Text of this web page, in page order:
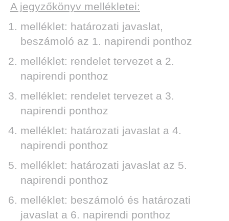
A jegyzőkönyv mellékletei:
melléklet: határozati javaslat,
beszámoló az 1. napirendi ponthoz
melléklet: rendelet tervezet a 2.
napirendi ponthoz
melléklet: rendelet tervezet a 3.
napirendi ponthoz
melléklet: határozati javaslat a 4.
napirendi ponthoz
melléklet: határozati javaslat az 5.
napirendi ponthoz
melléklet: beszámoló és határozati
javaslat a 6. napirendi ponthoz